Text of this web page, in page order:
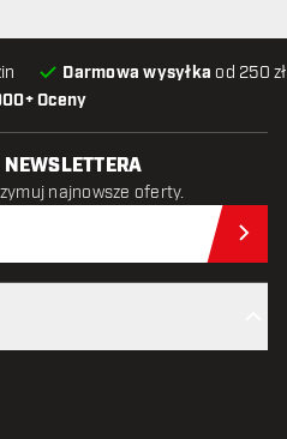
Oceny
Darmowa wysyłka od 250
najnowsze oferty.